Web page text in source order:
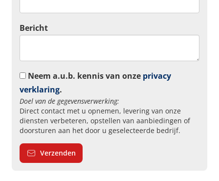
Bericht
Neem a.u.b. kennis van onze privacy
verklaring.
Doel van de gegevensverwerking:
Direct contact met u opnemen, levering van onze
diensten verbeteren, opstellen van aanbiedingen of
doorsturen aan het door u geselecteerde bedrijf.
Verzenden